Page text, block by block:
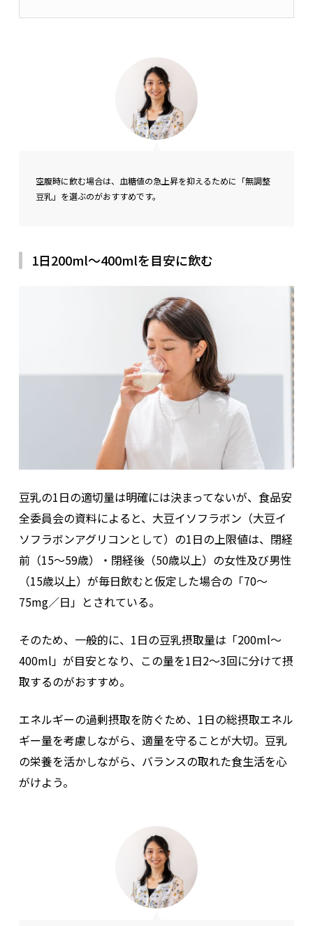
空腹時に飲む場合は、血糖値の急上昇を抑えるために「無調整
豆乳」を選ぶのがおすすめです。
1日200ml～400mlを目安に飲む
豆乳の1日の適切量は明確には決まってないが、食品安
全委員会の資料によると、大豆イソフラボン（大豆イ
ソフラボンアグリコンとして）の1日の上限値は、閉経
前（15〜59歳）・閉経後（50歳以上）の女性及び男性
（15歳以上）が毎日飲むと仮定した場合の「70～
75mg／日」とされている。
そのため、一般的に、1日の豆乳摂取量は「200ml～
400ml」が目安となり、この量を1日2～3回に分けて摂
取するのがおすすめ。
エネルギーの過剰摂取を防ぐため、1日の総摂取エネル
ギー量を考慮しながら、適量を守ることが大切。豆乳
の栄養を活かしながら、バランスの取れた食生活を心
がけよう。